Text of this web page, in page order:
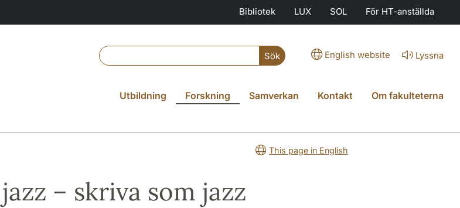
Bibliotek LUX SOL För HT-anställda
Sök English website Lyssna
Utbildning Forskning Samverkan Kontakt Om fakulteterna
This page in English
– skriva som jazz